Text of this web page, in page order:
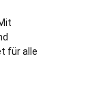
für alle